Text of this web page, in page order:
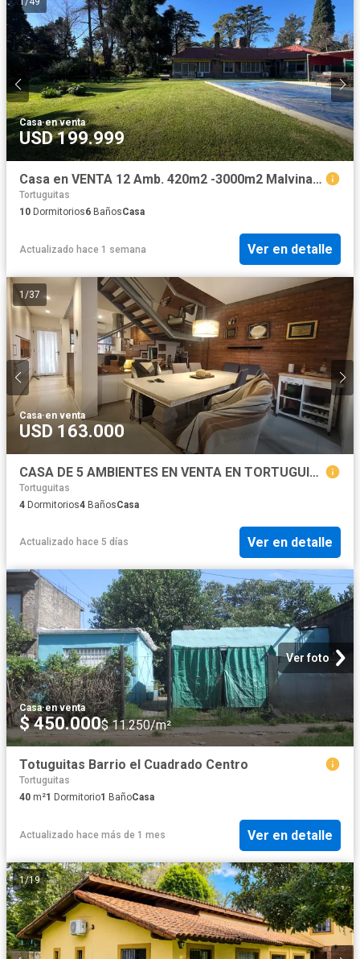
Casa·en venta
USD 199.999
Casa en VENTA 12 Amb. 420m2 -3000m2 Malvinas Arg.
Tortuguitas
10 Dormitorios6 BañosCasa
Actualizado hace 1 semana Ver en detalle
1 /37
Casa·en venta
USD 163.000
CASA DE 5 AMBIENTES EN VENTA EN TORTUGUITAS
Tortuguitas
4 Dormitorios4 BañosCasa
Actualizado hace 5 días Ver en detalle
Ver foto
Casa·en venta
$ 450.000$ 11.250/m²
Totuguitas Barrio el Cuadrado Centro
Tortuguitas
40 m²1 Dormitorio1 BañoCasa
Actualizado hace más de 1 mes Ver en detalle
1/19